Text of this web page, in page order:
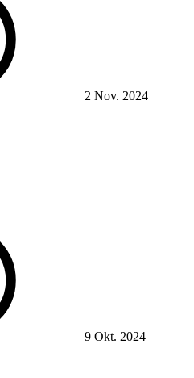
2 Nov. 2024
9 Okt. 2024